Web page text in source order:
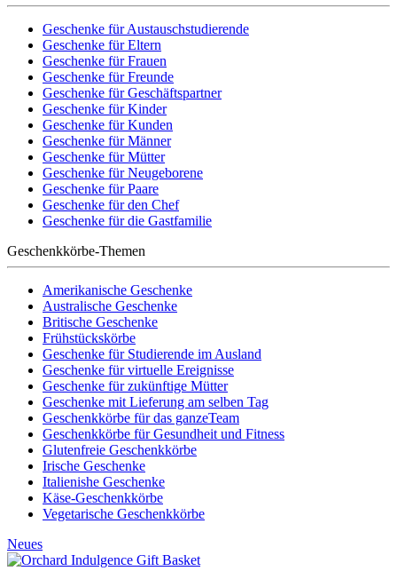
Geschenke für Austauschstudierende
Geschenke für Eltern
Geschenke für Frauen
Geschenke für Freunde
Geschenke für Geschäftspartner
Geschenke für Kinder
Geschenke für Kunden
Geschenke für Männer
Geschenke für Mütter
Geschenke für Neugeborene
Geschenke für Paare
Geschenke für den Chef
Geschenke für die Gastfamilie
Geschenkkörbe-Themen
Amerikanische Geschenke
Australische Geschenke
Britische Geschenke
Frühstückskörbe
Geschenke für Studierende im Ausland
Geschenke für virtuelle Ereignisse
Geschenke für zukünftige Mütter
Geschenke mit Lieferung am selben Tag
Geschenkkörbe für das ganzeTeam
Geschenkkörbe für Gesundheit und Fitness
Glutenfreie Geschenkkörbe
Irische Geschenke
Italienishe Geschenke
Käse-Geschenkkörbe
Vegetarische Geschenkkörbe
Neues